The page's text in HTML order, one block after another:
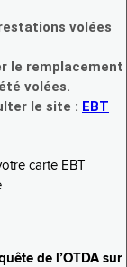
volées
le remplacement
volées.
le site : EBT
carte EBT
de l’OTDA sur